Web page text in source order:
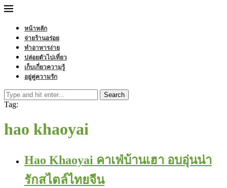
หน้าหลัก
จ่ายร้านอร่อย
ทำอาหารง่าย
ปล่อยตัวไปเที่ยว
เก็บเกี่ยวความรู้
อยู่คู่ความรัก
Search
Tag:
hao khaoyai
Hao Khaoyai คาเฟ่บ้านเฮา อบอุ่นน่า
รักสไตล์ไทยจีน